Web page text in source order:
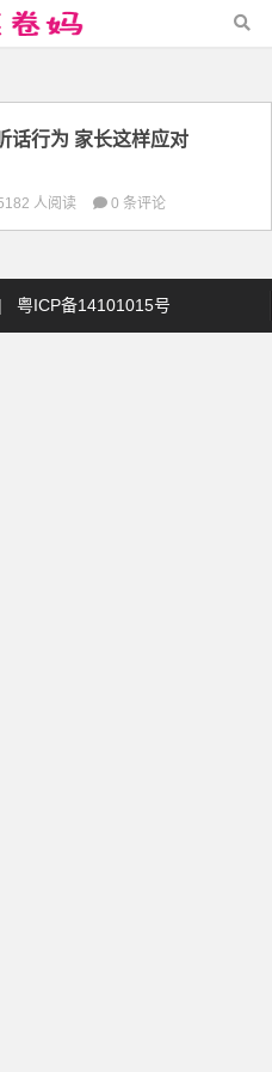
话行为 家长这样应对
人阅读 0 条评论
粤ICP备14101015号